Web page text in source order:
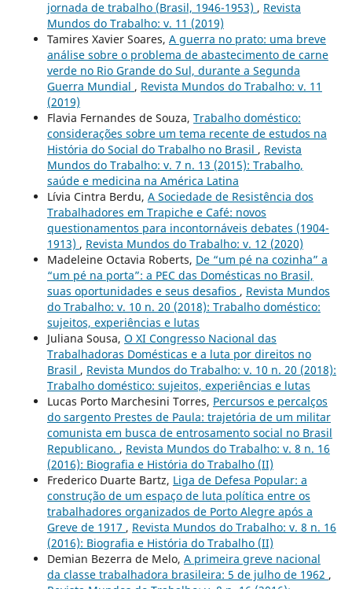
jornada de trabalho (Brasil, 1946-1953) , Revista
Mundos do Trabalho: v. 11 (2019)
Tamires Xavier Soares, A guerra no prato: uma breve
análise sobre o problema de abastecimento de carne
verde no Rio Grande do Sul, durante a Segunda
Guerra Mundial , Revista Mundos do Trabalho: v. 11
(2019)
Flavia Fernandes de Souza, Trabalho doméstico:
considerações sobre um tema recente de estudos na
História do Social do Trabalho no Brasil , Revista
Mundos do Trabalho: v. 7 n. 13 (2015): Trabalho,
saúde e medicina na América Latina
Lívia Cintra Berdu, A Sociedade de Resistência dos
Trabalhadores em Trapiche e Café: novos
questionamentos para incontornáveis debates (1904-
1913) , Revista Mundos do Trabalho: v. 12 (2020)
Madeleine Octavia Roberts, De “um pé na cozinha” a
“um pé na porta”: a PEC das Domésticas no Brasil,
suas oportunidades e seus desafios , Revista Mundos
do Trabalho: v. 10 n. 20 (2018): Trabalho doméstico:
sujeitos, experiências e lutas
Juliana Sousa, O XI Congresso Nacional das
Trabalhadoras Domésticas e a luta por direitos no
Brasil , Revista Mundos do Trabalho: v. 10 n. 20 (2018):
Trabalho doméstico: sujeitos, experiências e lutas
Lucas Porto Marchesini Torres, Percursos e percalços
do sargento Prestes de Paula: trajetória de um militar
comunista em busca de entrosamento social no Brasil
Republicano. , Revista Mundos do Trabalho: v. 8 n. 16
(2016): Biografia e História do Trabalho (II)
Frederico Duarte Bartz, Liga de Defesa Popular: a
construção de um espaço de luta política entre os
trabalhadores organizados de Porto Alegre após a
Greve de 1917 , Revista Mundos do Trabalho: v. 8 n. 16
(2016): Biografia e História do Trabalho (II)
Demian Bezerra de Melo, A primeira greve nacional
da classe trabalhadora brasileira: 5 de julho de 1962 ,